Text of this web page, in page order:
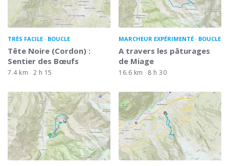
TRÈS FACILE BOUCLE
Tête Noire (Cordon) :
Sentier des Bœufs
7.4 km 2 h 15
MARCHEUR EXPÉRIMENTÉ BOUCLE
A travers les pâturages
de Miage
16.6 km 8 h 30